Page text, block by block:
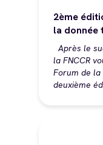
2ème
la
Après le
la FNCCR
Forum de
deuxième